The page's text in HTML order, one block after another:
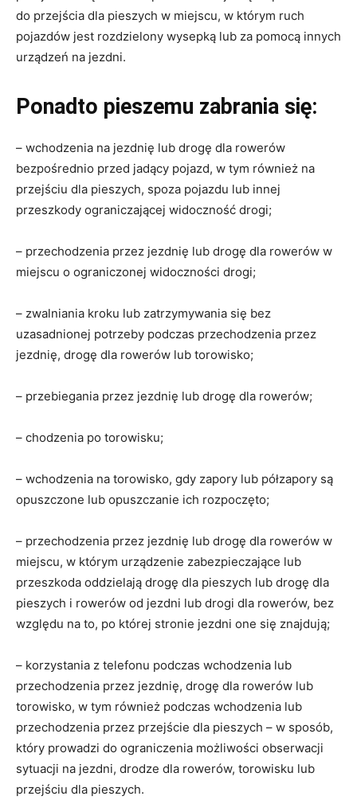
do przejścia dla pieszych w miejscu, w którym ruch
pojazdów jest rozdzielony wysepką lub za pomocą innych
urządzeń na jezdni.
Ponadto pieszemu zabrania się:
– wchodzenia na jezdnię lub drogę dla rowerów
bezpośrednio przed jadący pojazd, w tym również na
przejściu dla pieszych, spoza pojazdu lub innej
przeszkody ograniczającej widoczność drogi;
– przechodzenia przez jezdnię lub drogę dla rowerów w
miejscu o ograniczonej widoczności drogi;
– zwalniania kroku lub zatrzymywania się bez
uzasadnionej potrzeby podczas przechodzenia przez
jezdnię, drogę dla rowerów lub torowisko;
– przebiegania przez jezdnię lub drogę dla rowerów;
– chodzenia po torowisku;
– wchodzenia na torowisko, gdy zapory lub półzapory są
opuszczone lub opuszczanie ich rozpoczęto;
– przechodzenia przez jezdnię lub drogę dla rowerów w
miejscu, w którym urządzenie zabezpieczające lub
przeszkoda oddzielają drogę dla pieszych lub drogę dla
pieszych i rowerów od jezdni lub drogi dla rowerów, bez
względu na to, po której stronie jezdni one się znajdują;
– korzystania z telefonu podczas wchodzenia lub
przechodzenia przez jezdnię, drogę dla rowerów lub
torowisko, w tym również podczas wchodzenia lub
przechodzenia przez przejście dla pieszych – w sposób,
który prowadzi do ograniczenia możliwości obserwacji
sytuacji na jezdni, drodze dla rowerów, torowisku lub
przejściu dla pieszych.